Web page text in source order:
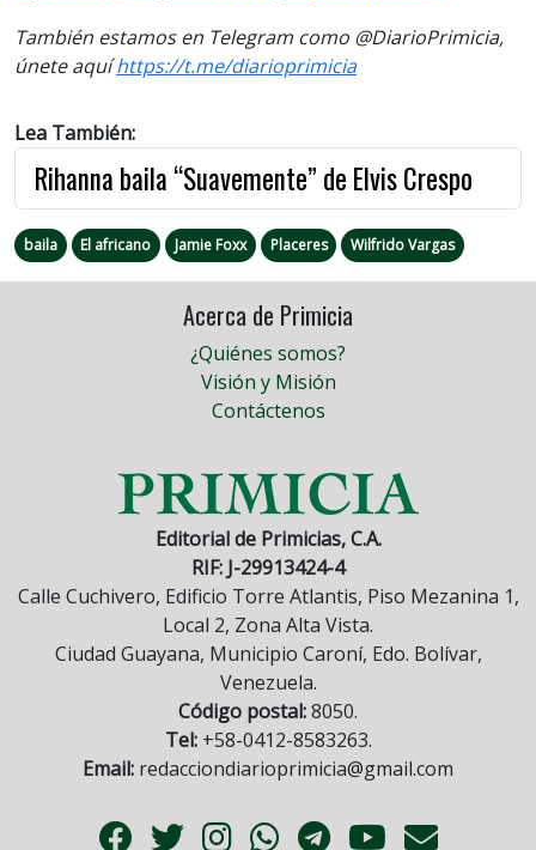
También estamos en Telegram como @DiarioPrimicia,
únete aquíhttps://t.me/diarioprimicia
Lea También:
Rihanna baila “Suavemente” de Elvis Crespo
baila El africano Jamie Foxx Placeres Wilfrido Vargas
Acerca de Primicia
¿Quiénes somos?
Visión y Misión
Contáctenos
Editorial de Primicias, C.A.
RIF: J-29913424-4
Calle Cuchivero, Edificio Torre Atlantis, Piso Mezanina 1,
Local 2, Zona Alta Vista.
Ciudad Guayana, Municipio Caroní, Edo. Bolívar,
Venezuela.
Código postal:8050.
Tel:+58-0412-8583263.
Email: redacciondiarioprimicia@gmail.com